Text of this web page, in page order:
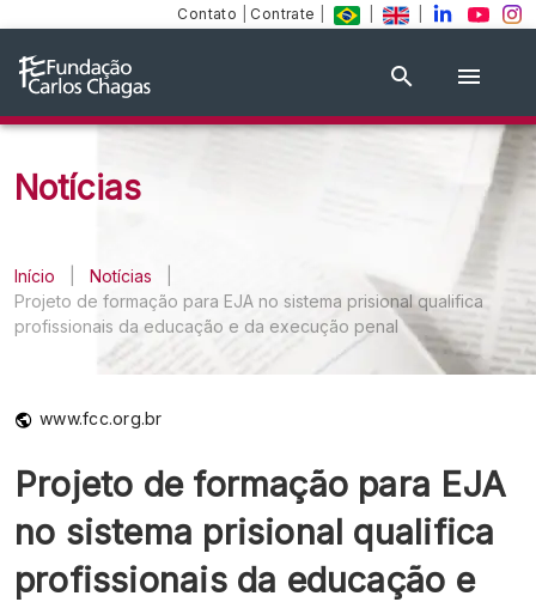
Contato Contrate
Notícias
Início Notícias
Projeto de formação para EJA no sistema prisional qualifica
profissionais da educação e da execução penal
www.fcc.org.br
Projeto de formação para EJA
no sistema prisional qualifica
profissionais da educação e